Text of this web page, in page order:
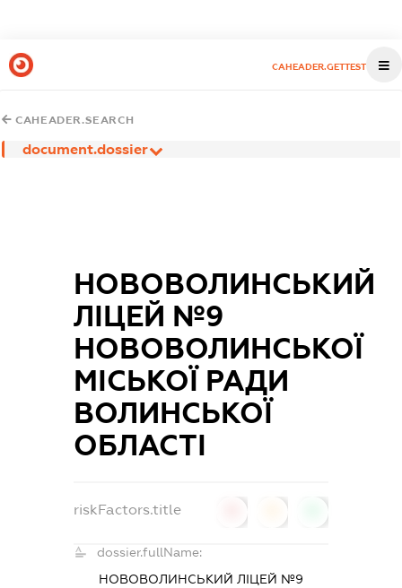
CAHEADER.GETTEST
CAHEADER.SEARCH
document.dossier
НОВОВОЛИНСЬКИЙ
ЛІЦЕЙ №9
НОВОВОЛИНСЬКОЇ
МІСЬКОЇ РАДИ
ВОЛИНСЬКОЇ
ОБЛАСТІ
riskFactors.title
dossier.fullName:
НОВОВОЛИНСЬКИЙ ЛІЦЕЙ №9